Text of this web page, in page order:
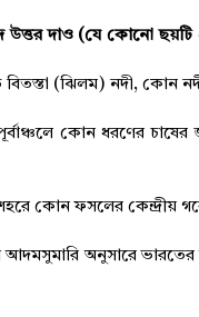
উত্তর দাও (যে কোনো ছয়টি
বিতস্তা (ঝিলম) নদী, কোন
কোন ধরণের চাষের
কোন ফসলের কেন্দ্রীয়
আদমসুমারি অনুসারে